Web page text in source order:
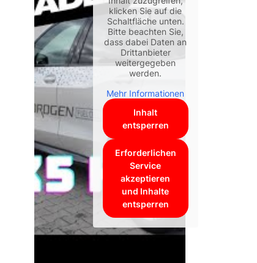
klicken Sie auf die
Schaltfläche unten.
Bitte beachten Sie,
dass dabei Daten an
Drittanbieter
weitergegeben
werden.
Mehr Informationen
Inhalt
entsperren
Erforderlichen
Service
akzeptieren
und Inhalte
entsperren